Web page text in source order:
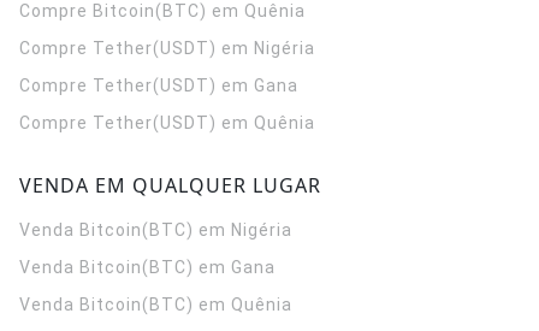
Compre Bitcoin(BTC) em Quênia
Compre Tether(USDT) em Nigéria
Compre Tether(USDT) em Gana
Compre Tether(USDT) em Quênia
VENDA EM QUALQUER LUGAR
Venda Bitcoin(BTC) em Nigéria
Venda Bitcoin(BTC) em Gana
Venda Bitcoin(BTC) em Quênia